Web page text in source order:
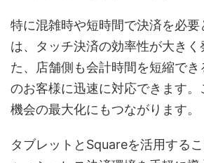
特に混雑時や短時間で決済を必
は、タッチ決済の効率性が大きく
た、店舗側も会計時間を短縮でき
のお客様に迅速に対応できます
機会の最大化にもつながります。
タブレットとSquareを活用する